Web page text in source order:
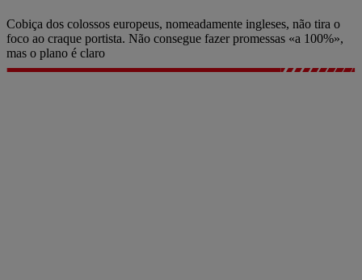
Cobiça dos colossos europeus, nomeadamente ingleses, não tira o
foco ao craque portista. Não consegue fazer promessas «a 100%»,
mas o plano é claro